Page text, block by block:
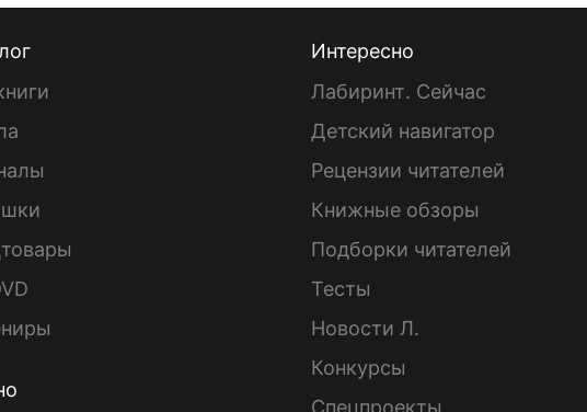
Интересно
Лабиринт. Сейчас
Детский навигатор
Рецензии читателей
Книжные обзоры
Подборки читателей
Тесты
Новости Л.
Конкурсы
Спецпроекты